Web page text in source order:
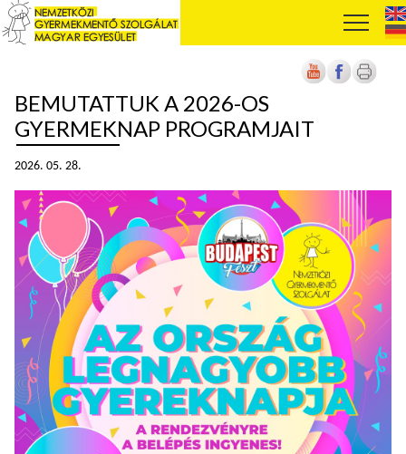
BEMUTATTUK A 2026-OS
GYERMEKNAP PROGRAMJAIT
2026. 05. 28.